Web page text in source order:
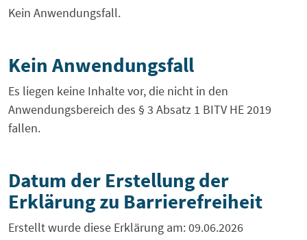
Kein Anwendungsfall.
Kein Anwendungsfall
Es liegen keine Inhalte vor, die nicht in den
Anwendungsbereich des § 3 Absatz 1 BITV HE 2019
fallen.
Datum der Erstellung der
Erklärung zu Barrierefreiheit
Erstellt wurde diese Erklärung am: 09.06.2026